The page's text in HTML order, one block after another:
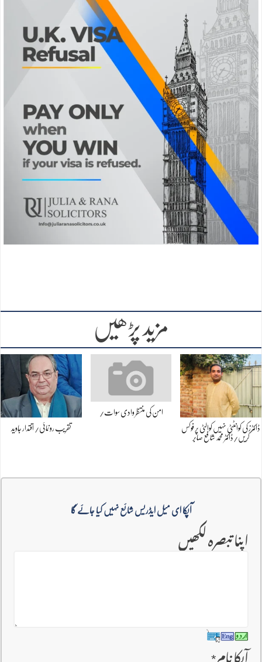
مزید پڑھیں
ڈاکٹرز کی کوانٹٹی نہیں کوالٹی پر فوکس
کریں/ڈاکٹر محمد شافع صابر
امن کی منتظر وادی سوات/
تقریب رونمائی/ اقتدار جاوید
آپکا ای میل ایڈریس شائع نہیں کیا جائے گا
اپنا تبصرہ لکھیں
آپکا نام*